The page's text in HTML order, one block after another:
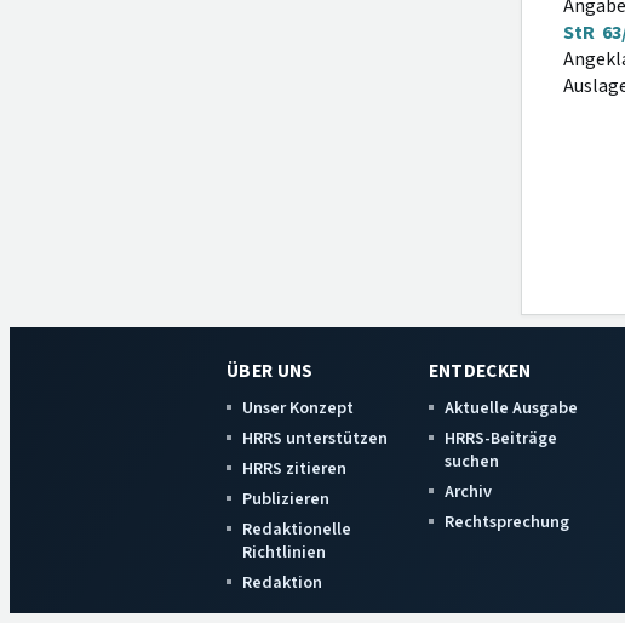
StR
ÜBER UNS
Unser Konzept
HRRS unterstützen
HRRS zitieren
Publizieren
Redaktionelle
Richtlinien
Redaktion
ENTDECKEN
Aktuelle Ausgabe
HRRS-Beiträge
suchen
Archiv
Rechtsprechung